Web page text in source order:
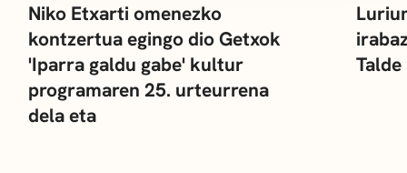
Niko Etxarti omenezko
kontzertua egingo dio Getxok
'Iparra galdu gabe' kultur
programaren 25. urteurrena
dela eta